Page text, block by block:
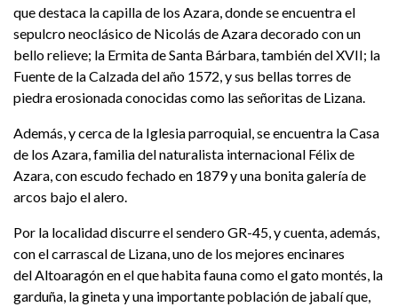
que destaca la capilla de los Azara, donde se encuentra el
sepulcro neoclásico de Nicolás de Azara decorado con un
bello relieve; la Ermita de Santa Bárbara, también del XVII; la
Fuente de la Calzada del año 1572, y sus bellas torres de
piedra erosionada conocidas como las señoritas de Lizana.
Además, y cerca de la Iglesia parroquial, se encuentra la Casa
de los Azara, familia del naturalista internacional Félix de
Azara, con escudo fechado en 1879 y una bonita galería de
arcos bajo el alero.
Por la localidad discurre el sendero GR-45, y cuenta, además,
con el carrascal de Lizana, uno de los mejores encinares
del Altoaragón en el que habita fauna como el gato montés, la
garduña, la gineta y una importante población de jabalí que,